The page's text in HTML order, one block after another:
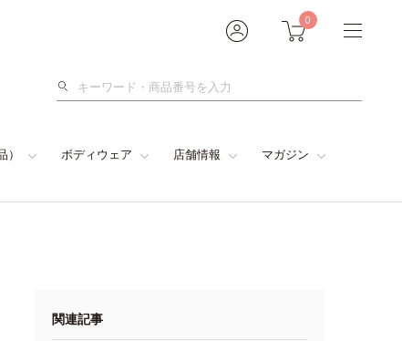
0
検
ボディウェア 店舗情報 マガジン
関連記事